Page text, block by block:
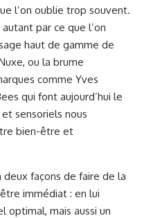
l’on oublie trop souvent.
par ce que l’on
haut de gamme de
ou la brume
comme Yves
qui font aujourd’hui le
sensoriels nous
bien-être et
deux façons de faire de la
immédiat : en lui
optimal, mais aussi un